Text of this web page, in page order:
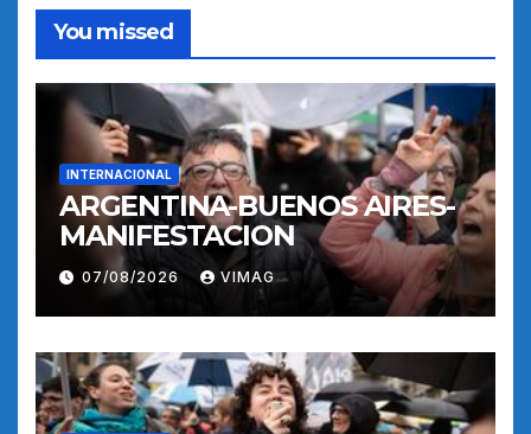
You missed
INTERNACIONAL
ARGENTINA-BUENOS AIRES-
MANIFESTACION
07/08/2026 VIMAG